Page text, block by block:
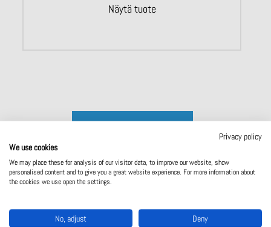
Näytä tuote
Uusimpia tuotteita
Privacy policy
We use cookies
We may place these for analysis of our visitor data, to improve our website, show
personalised content and to give you a great website experience. For more information about
the cookies we use open the settings.
No, adjust Deny